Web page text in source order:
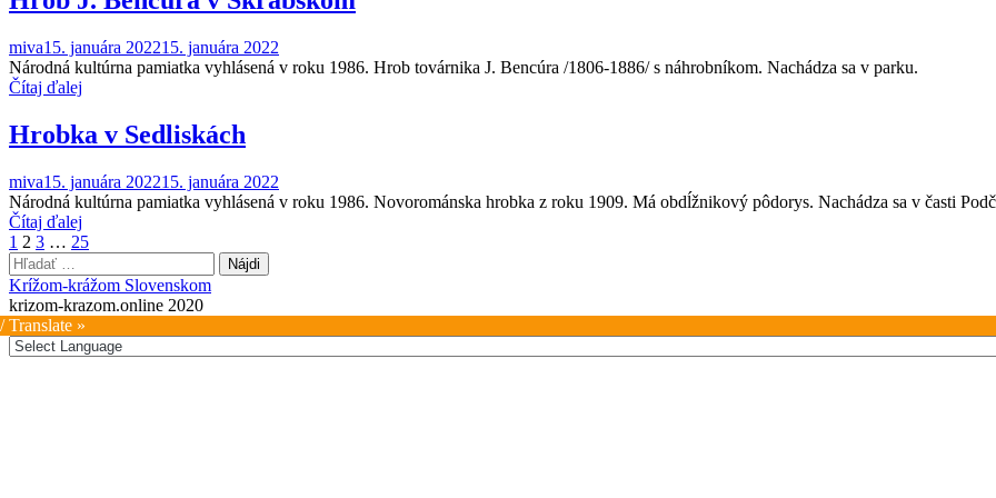
miva15. januára 202215. januára 2022
Národná kultúrna pamiatka vyhlásená v roku 1986. Hrob továrnika J. Bencúra /1806-1886/ s náhrobníkom. Nachádza sa v parku.
Čítaj ďalej
Hrobka v Sedliskách
miva15. januára 202215. januára 2022
Národná kultúrna pamiatka vyhlásená v roku 1986. Novorománska hrobka z roku 1909. Má obdĺžnikový pôdorys. Nachádza sa v časti
Čítaj ďalej
Stránkovanie
príspevkov
1 2 3 … 25
Hľadať:
Krížom-krážom Slovenskom
krizom-krazom.online 2020
Translate »